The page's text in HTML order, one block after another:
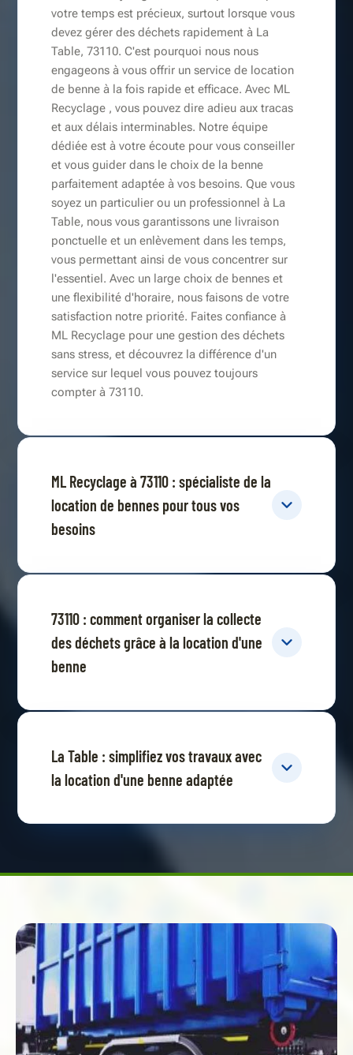
votre temps est précieux, surtout lorsque vous
devez gérer des déchets rapidement à La
Table, 73110. C'est pourquoi nous nous
engageons à vous offrir un service de location
de benne à la fois rapide et efficace. Avec ML
Recyclage , vous pouvez dire adieu aux tracas
et aux délais interminables. Notre équipe
dédiée est à votre écoute pour vous conseiller
et vous guider dans le choix de la benne
parfaitement adaptée à vos besoins. Que vous
soyez un particulier ou un professionnel à La
Table, nous vous garantissons une livraison
ponctuelle et un enlèvement dans les temps,
vous permettant ainsi de vous concentrer sur
l'essentiel. Avec un large choix de bennes et
une flexibilité d'horaire, nous faisons de votre
satisfaction notre priorité. Faites confiance à
ML Recyclage pour une gestion des déchets
sans stress, et découvrez la différence d'un
service sur lequel vous pouvez toujours
compter à 73110.
ML Recyclage à 73110 : spécialiste de la
location de bennes pour tous vos
besoins
73110 : comment organiser la collecte
des déchets grâce à la location d'une
benne
La Table : simplifiez vos travaux avec
la location d'une benne adaptée